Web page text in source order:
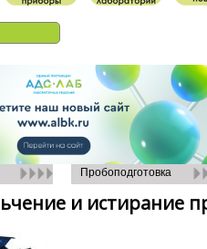
Пробоподготовка
и истирание